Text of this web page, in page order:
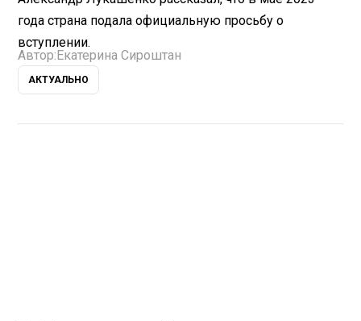
года страна подала официальную просьбу о
вступлении.
Автор: Екатерина Сироштан
АКТУАЛЬНО